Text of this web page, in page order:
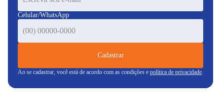
Celular/WhatsApp
Cadastrar
Ao se cadastrar, você está de acordo com as condições e política de privacidade.